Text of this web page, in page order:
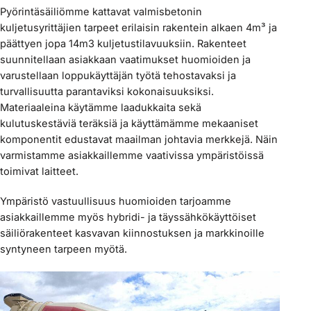
Pyörintäsäiliömme kattavat valmisbetonin
kuljetusyrittäjien tarpeet erilaisin rakentein alkaen 4m³ ja
päättyen jopa 14m3 kuljetustilavuuksiin. Rakenteet
suunnitellaan asiakkaan vaatimukset huomioiden ja
varustellaan loppukäyttäjän työtä tehostavaksi ja
turvallisuutta parantaviksi kokonaisuuksiksi.
Materiaaleina käytämme laadukkaita sekä
kulutuskestäviä teräksiä ja käyttämämme mekaaniset
komponentit edustavat maailman johtavia merkkejä. Näin
varmistamme asiakkaillemme vaativissa ympäristöissä
toimivat laitteet.
Ympäristö vastuullisuus huomioiden tarjoamme
asiakkaillemme myös hybridi- ja täyssähkökäyttöiset
säiliörakenteet kasvavan kiinnostuksen ja markkinoille
syntyneen tarpeen myötä.